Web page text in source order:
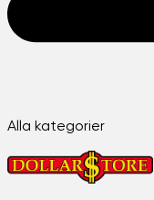
Alla kategorier